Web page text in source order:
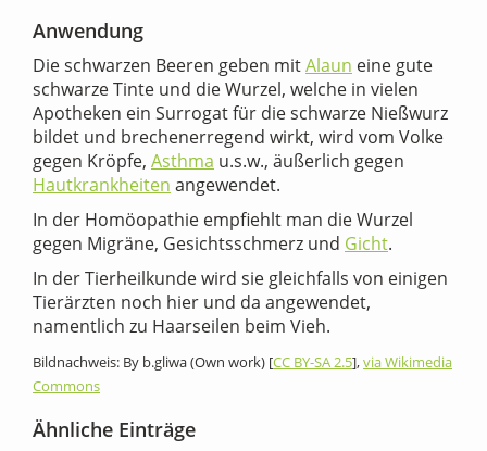
Anwendung
Die schwarzen Beeren geben mitAlaun eine gute
schwarze Tinte und die Wurzel, welche in vielen
Apotheken ein Surrogat für die schwarze Nießwurz
bildet und brechenerregend wirkt, wird vom Volke
gegen Kröpfe, Asthma u.s.w., äußerlich gegen
Hautkrankheiten angewendet.
In der Homöopathie empfiehlt man die Wurzel
gegen Migräne, Gesichtsschmerz und Gicht.
In der Tierheilkunde wird sie gleichfalls von einigen
Tierärzten noch hier und da angewendet,
namentlich zu Haarseilen beim Vieh.
Bildnachweis: By b.gliwa (Own work) [CC BY-SA 2.5],via Wikimedia
Commons
Ähnliche Einträge